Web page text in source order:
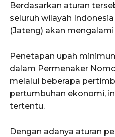
Berdasarkan aturan
seluruh wilayah
(Jateng) akan
Penetapan upah
dalam Permenaker
melalui beberapa
pertumbuhan ekonomi,
tertentu.
Dengan adanya aturan